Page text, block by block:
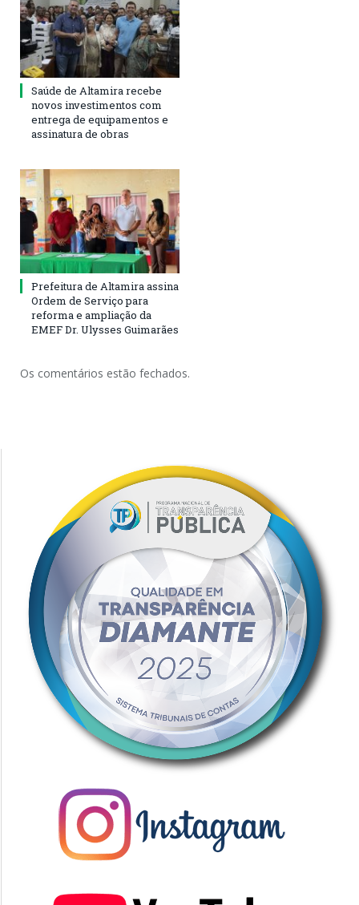
Saúde de Altamira recebe
novos investimentos com
entrega de equipamentos e
assinatura de obras
Prefeitura de Altamira assina
Ordem de Serviço para
reforma e ampliação da
EMEF Dr. Ulysses Guimarães
Os comentários estão fechados.